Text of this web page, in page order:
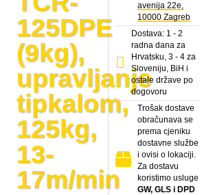
125DPE
(9kg),
upravljanje
tipkalom,
125kg,
13-
17m/min
avenija 22e,
10000 Zagreb
Dostava: 1 - 2
radna dana za
Hrvatsku, 3 - 4 za
Sloveniju, BiH i
ostale države po
dogovoru
Trošak dostave
obračunava se
prema cjeniku
dostavne službe
i ovisi o lokaciji.
Za dostavu
koristimo usluge
GW, GLS i DPD